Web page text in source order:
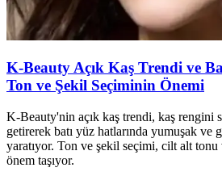
K-Beauty Açık Kaş Trendi ve
Ton ve Şekil Seçiminin Önemi
K-Beauty'nin açık kaş trendi, kaş rengini
getirerek batı yüz hatlarında yumuşak ve
yaratıyor. Ton ve şekil seçimi, cilt alt tonu
önem taşıyor.